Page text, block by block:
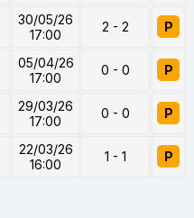
30/05/26
17:00
2 - 2 P
05/04/26
17:00
0 - 0 P
29/03/26
17:00
0 - 0 P
22/03/26
16:00
1 - 1 P